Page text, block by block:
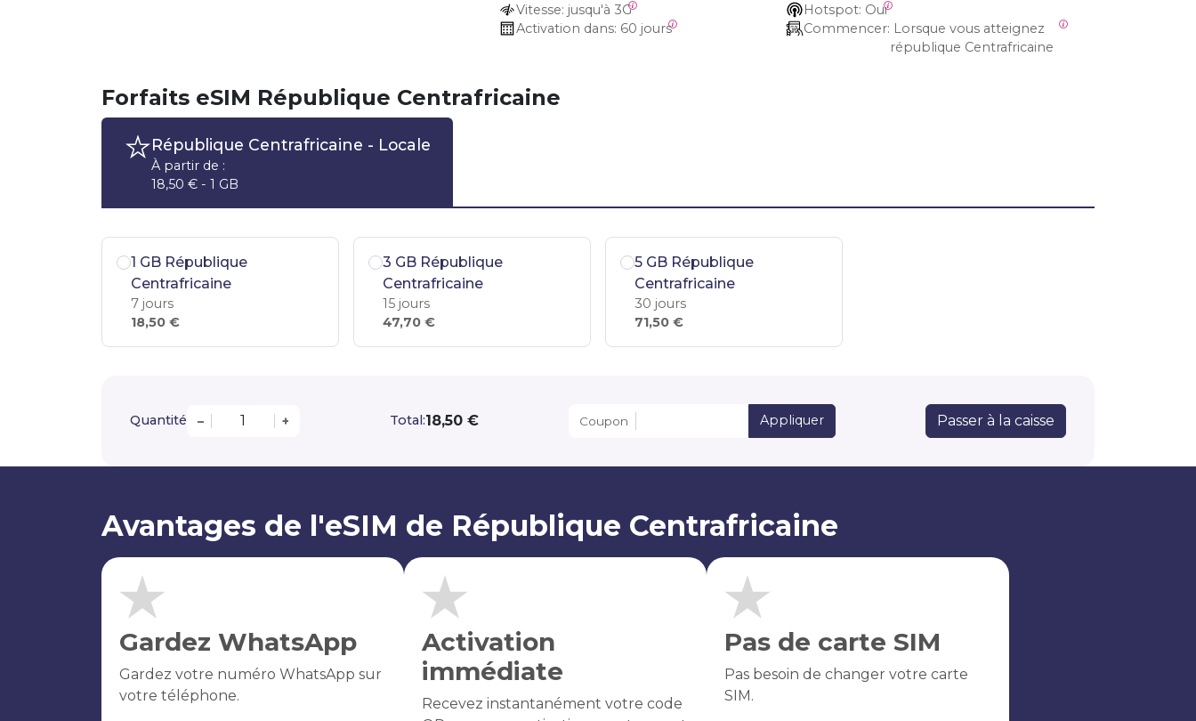
Vitesse: jusqu'à 3G Hotspot: Oui
Activation dans: 60 jours Commencer:
république Centrafricaine
Forfaits eSIM République Centrafricaine
République Centrafricaine - Locale
À partir de :
18,50 € - 1 GB
1 GB République
Centrafricaine
7 jours
18,50 €
3 GB République
Centrafricaine
15 jours
47,70 €
5 GB République
Centrafricaine
30 jours
71,50 €
Quantité – + Total:18,50 € Coupon Appliquer Passer à la caisse
Avantages de l'eSIM de République Centrafricaine
Gardez WhatsApp
Gardez votre numéro WhatsApp sur
votre téléphone.
Activation
immédiate
Recevez instantanément votre code
Pas de carte SIM
Pas besoin de changer votre carte
SIM.